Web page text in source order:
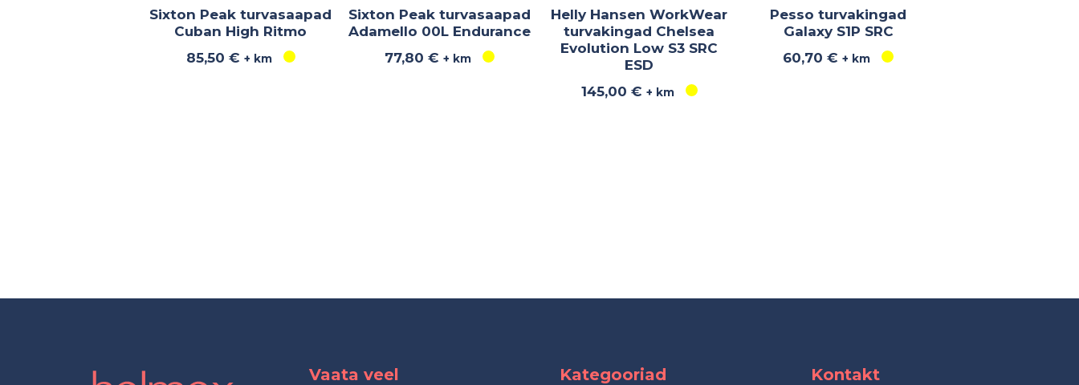
Sixton Peak turvasaapad
Cuban High Ritmo
85,50 € + km
Sixton Peak turvasaapad
Adamello 00L Endurance
77,80€ + km
Helly Hansen WorkWear
turvakingad Chelsea
Evolution Low S3 SRC
ESD
145,00 € + km
Pesso turvakingad
Galaxy S1P SRC
60,70€ + km
Vaata veel Kategooriad Kontakt